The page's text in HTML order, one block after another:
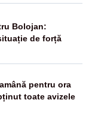
Bolojan:
de forță
pentru ora
toate avizele